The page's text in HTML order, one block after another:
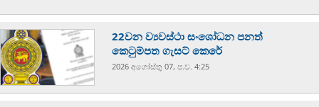
22වන ව්‍යවස්ථා සංශෝධන පනත්
කෙටුම්පත ගැසට් කෙරේ
2026 අගෝස්‍තු 07, ප.ව. 4:25